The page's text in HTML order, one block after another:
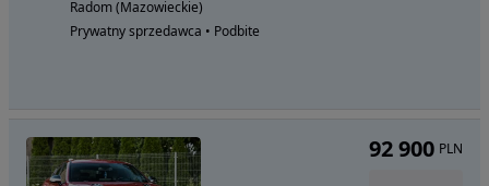
Radom (Mazowieckie)
Prywatny sprzedawca • Podbite
92 900 PLN